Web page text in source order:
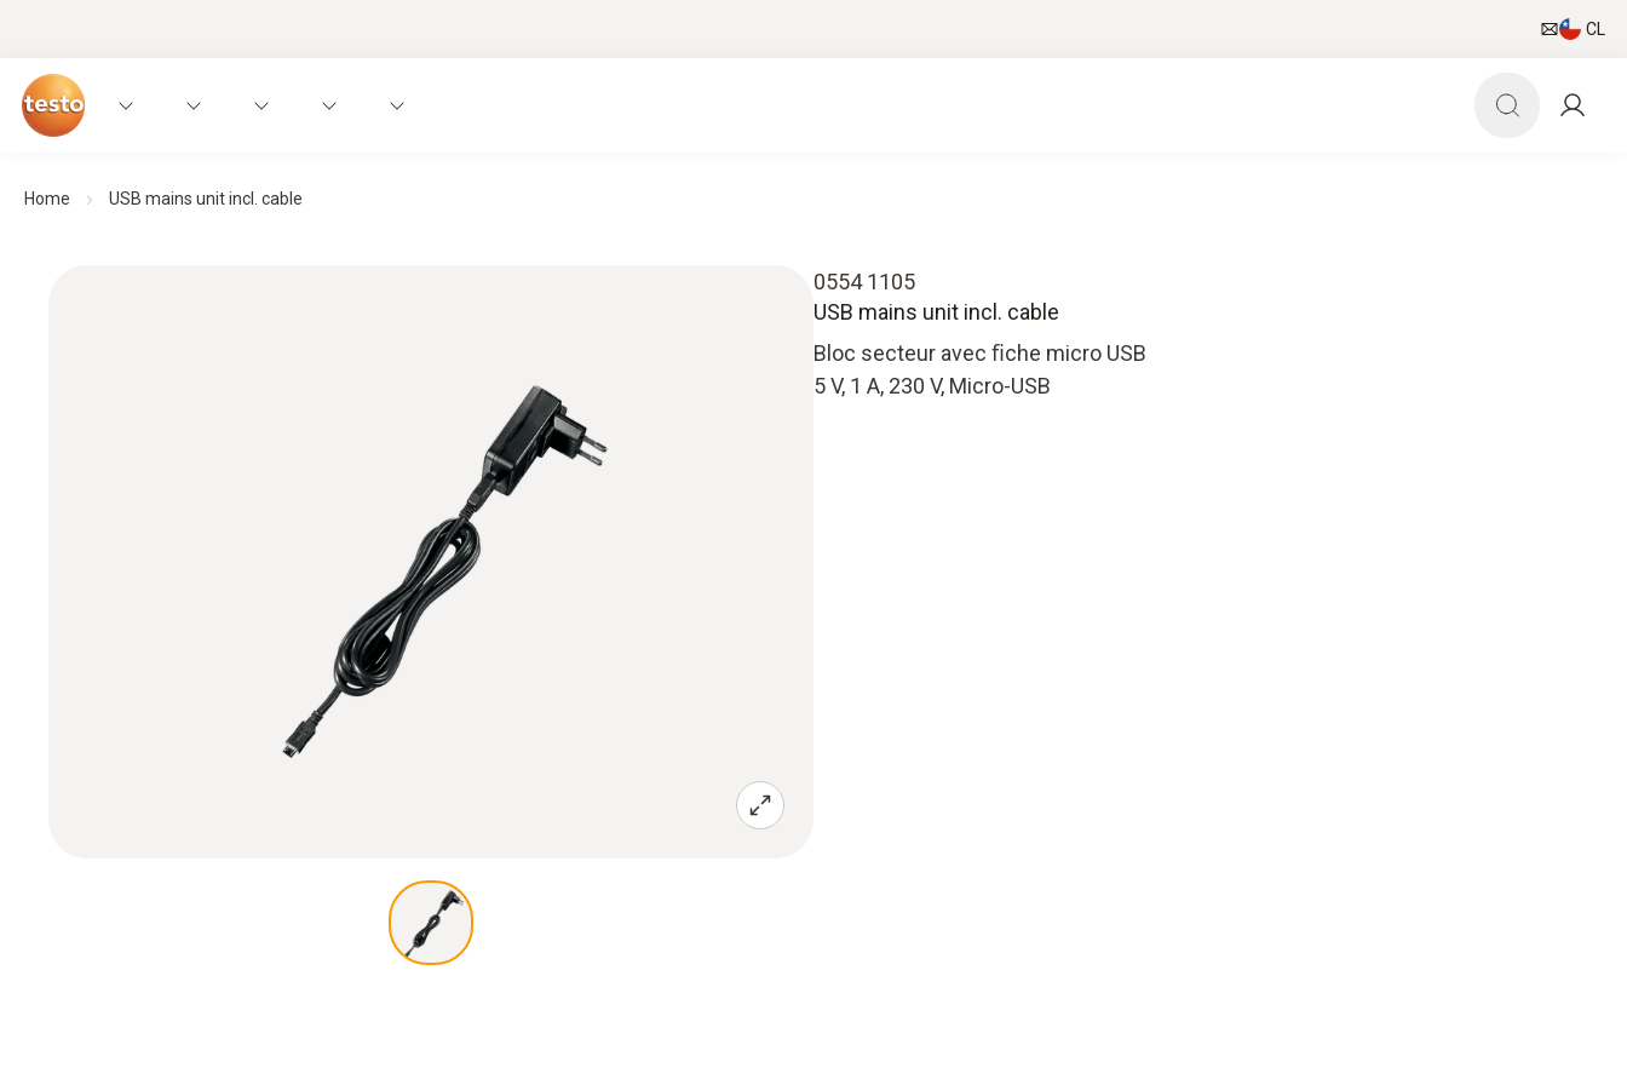
CL
Home USB mains unit incl. cable
0554 1105
USB mains unit incl. cable
Bloc secteur avec ﬁche micro USB
5 V, 1 A, 230 V, Micro-USB